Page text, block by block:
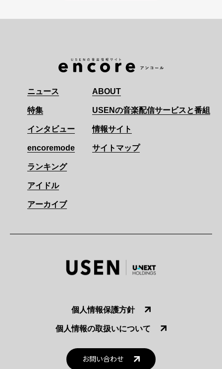
ニュース
特集
インタビュー
encoremode
ランキング
アイドル
アーカイブ
ABOUT
USENの音楽配信サービスと番組
情報サイト
サイトマップ
個人情報保護方針
個人情報の取扱いについて
お問い合わせ